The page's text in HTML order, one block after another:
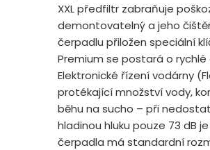
XXL předfiltr zabraňuje
demontovatelný a jeho
čerpadlu přiložen speciální
Premium se postará o
Elektronické řízení vodárny
protékající množství vody,
běhu na sucho – při
hladinou hluku pouze 73 dB
čerpadla má standardní